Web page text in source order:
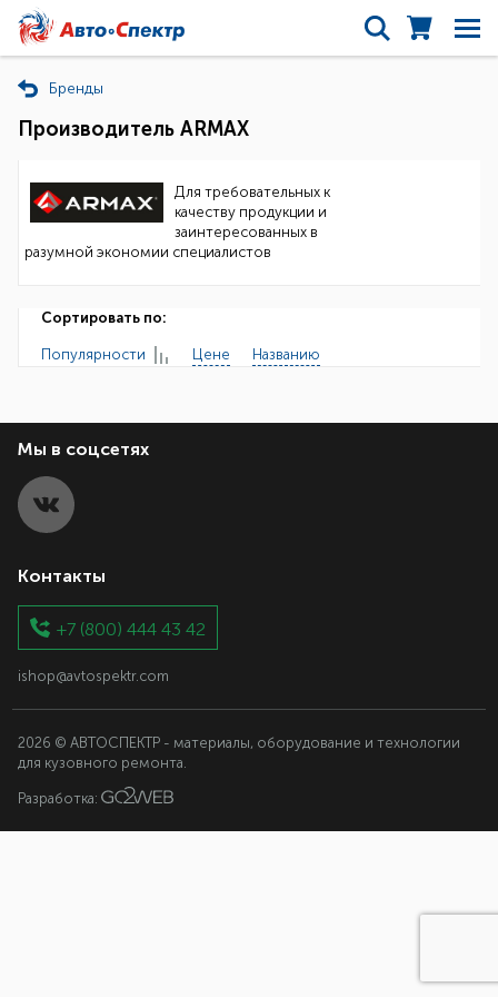
Бренды
Производитель ARMAX
Для требовательных к
качеству продукции и
заинтересованных в
разумной экономии специалистов
Сортировать по:
Популярности Цене Названию
Мы в соцсетях
Контакты
+7 (800) 444 43 42
ishop@avtospektr.com
2026 © АВТОСПЕКТР - материалы, оборудование и технологии
для кузовного ремонта.
Разработка: